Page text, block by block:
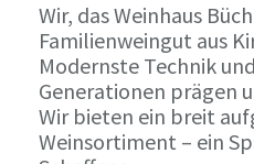
Wir, das Weinhaus
Familienweingut aus
Modernste Technik
Generationen prägen
Wir bieten ein breit
Weinsortiment – ein